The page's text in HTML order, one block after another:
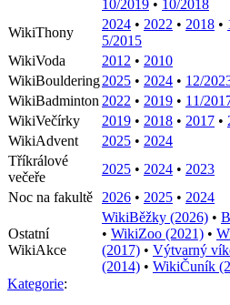
10/2019 • 10/2018
WikiThony
2024 • 2022 • 2018 •
5/2015
WikiVoda
2012 • 2010
WikiBouldering2025 • 2024 • 12/
WikiBadminton 2022 • 2019 • 11/
WikiVečírky
2019 • 2018 • 2017 •
WikiAdvent
2025 • 2024
Tříkrálové
večeře
2025 • 2024 • 2023
Noc na fakultě
2026 • 2025 • 2024
Ostatní
WikiAkce
WikiBěžky (2026) •
• WikiZoo (2021) •
(2017) • Výtvarný
(2014) • WikiČuník
Kategorie: